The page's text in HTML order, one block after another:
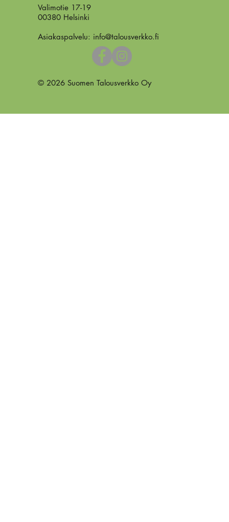
Valimotie 17-19
00380 Helsinki
Asiakaspalvelu: info@talousverkko.fi
© 2026 Suomen Talousverkko Oy